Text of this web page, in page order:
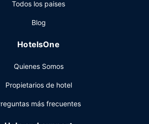
organizado por la recepción todos los
gratuitos en el vestíbulo a tu
Todos los paises
Blog
HotelsOne
Quienes Somos
Propietarios de hotel
más frecuentes